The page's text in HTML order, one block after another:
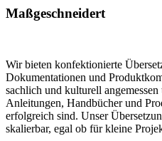
Maßgeschneidert
Wir bieten konfektionierte
Dokumentationen und
sachlich und kulturell angemessen
Anleitungen, Handbücher und
erfolgreich sind. Unser
skalierbar, egal ob für kleine